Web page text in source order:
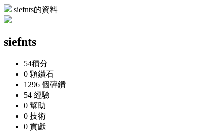
siefnts的資料
siefnts
54積分
0 顆鑽石
1296 個碎鑽
54 經驗
0 幫助
0 技術
0 貢獻